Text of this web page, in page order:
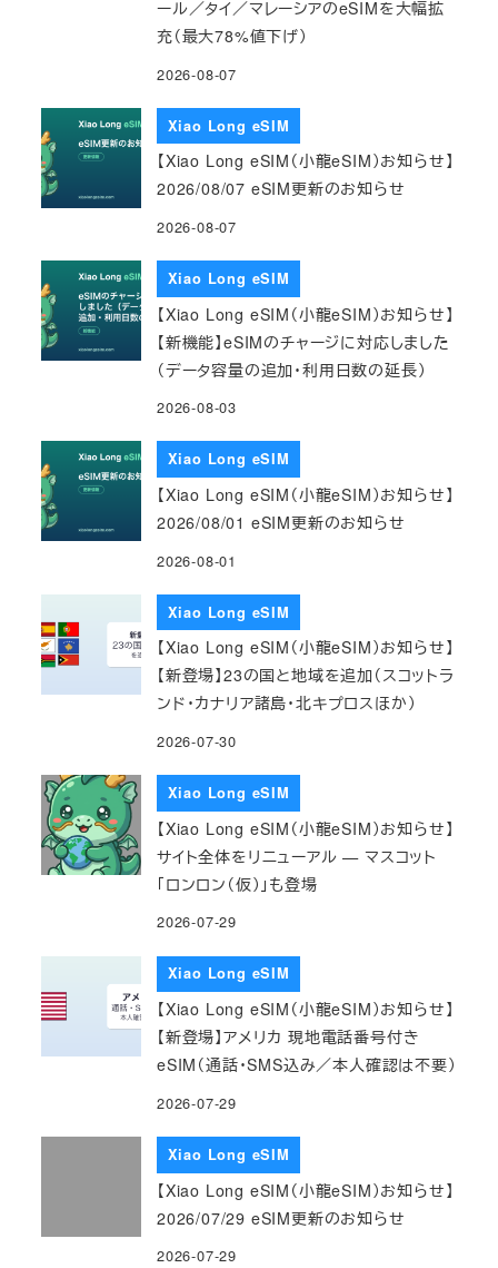
ール／タイ／マレーシアのeSIMを大幅拡
充（最大78%値下げ）
2026-08-07
Xiao Long eSIM
【Xiao Long eSIM（小龍eSIM）お知らせ】
2026/08/07 eSIM更新のお知らせ
2026-08-07
Xiao Long eSIM
【Xiao Long eSIM（小龍eSIM）お知らせ】
【新機能】eSIMのチャージに対応しました
（データ容量の追加・利用日数の延長）
2026-08-03
Xiao Long eSIM
【Xiao Long eSIM（小龍eSIM）お知らせ】
2026/08/01 eSIM更新のお知らせ
2026-08-01
Xiao Long eSIM
【Xiao Long eSIM（小龍eSIM）お知らせ】
【新登場】23の国と地域を追加（スコットラ
ンド・カナリア諸島・北キプロスほか）
2026-07-30
Xiao Long eSIM
【Xiao Long eSIM（小龍eSIM）お知らせ】
サイト全体をリニューアル — マスコット
「ロンロン（仮）」も登場
2026-07-29
Xiao Long eSIM
【Xiao Long eSIM（小龍eSIM）お知らせ】
【新登場】アメリカ 現地電話番号付き
eSIM（通話・SMS込み／本人確認は不要）
2026-07-29
Xiao Long eSIM
【Xiao Long eSIM（小龍eSIM）お知らせ】
2026/07/29 eSIM更新のお知らせ
2026-07-29